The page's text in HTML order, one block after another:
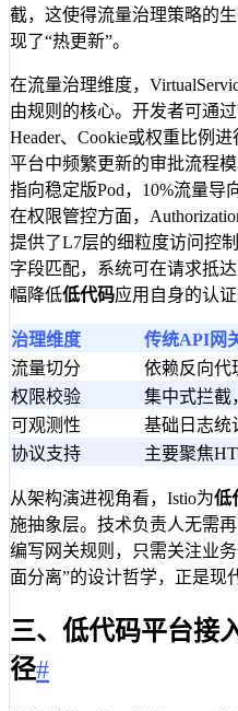
截，这使得流量治理策略的
现了“热更新”。
在流量治理维度，
由规则的核心。开发者可通
Header、Cookie或权重比例
平台中频繁更新的审批流程
指向稳定版Pod，10%流量导
在权限管控方面，
提供了L7层的细粒度访问控
字段匹配，系统可在请求抵
幅降低低代码应用自身的认证
治理维度 传统API网
流量切分
依赖反向代
权限校验
集中式拦截
可观测性
基础日志统
协议支持
主要聚焦
从架构演进视角看，Istio为低
施抽象层。技术负责人无需
编写网关规则，只需关注业
面分离”的设计哲学，正是现
三、低代码平台接
径#